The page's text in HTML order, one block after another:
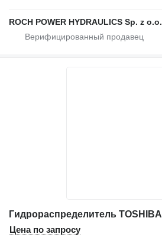
ROCH POWER HYDRAULICS Sp. z o.o.
Цена по запросу